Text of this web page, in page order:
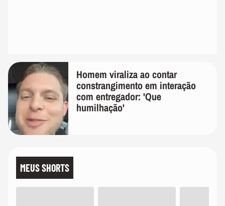
Homem viraliza ao contar
constrangimento em interação
com entregador: 'Que
humilhação'
MEUS SHORTS